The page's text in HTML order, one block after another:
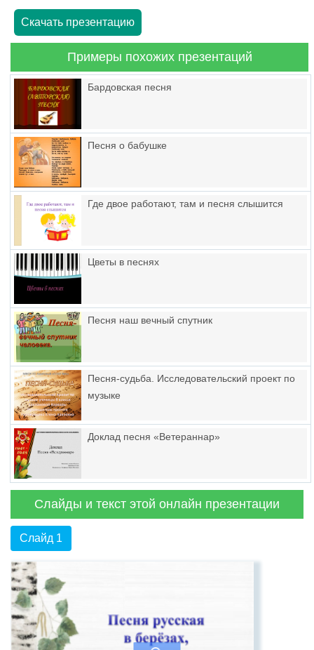
Скачать презентацию
Примеры похожих презентаций
Бардовская песня
Песня о бабушке
Где двое работают, там и песня слышится
Цветы в песнях
Песня наш вечный спутник
Песня-судьба. Исследовательский проект по
музыке
Доклад песня «Ветераннар»
Слайды и текст этой онлайн презентации
Слайд 1